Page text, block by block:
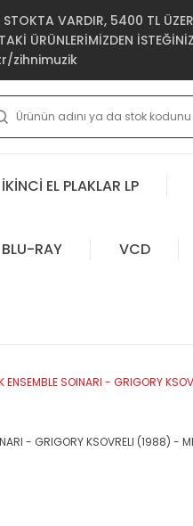
VARDIR, 5400 TL
ÜRÜNLERİMİZDEN
zihnimuzik
İKİNCİ EL PLAKLAR LP
BLU-RAY VCD
ENSEMBLE SOINARI - GRIGORY